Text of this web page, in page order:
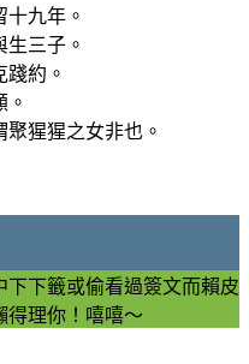
九年。
三子。
約。
猩猩之女非也。
下籤或偷看過簽文而賴皮
得理你！嘻嘻～